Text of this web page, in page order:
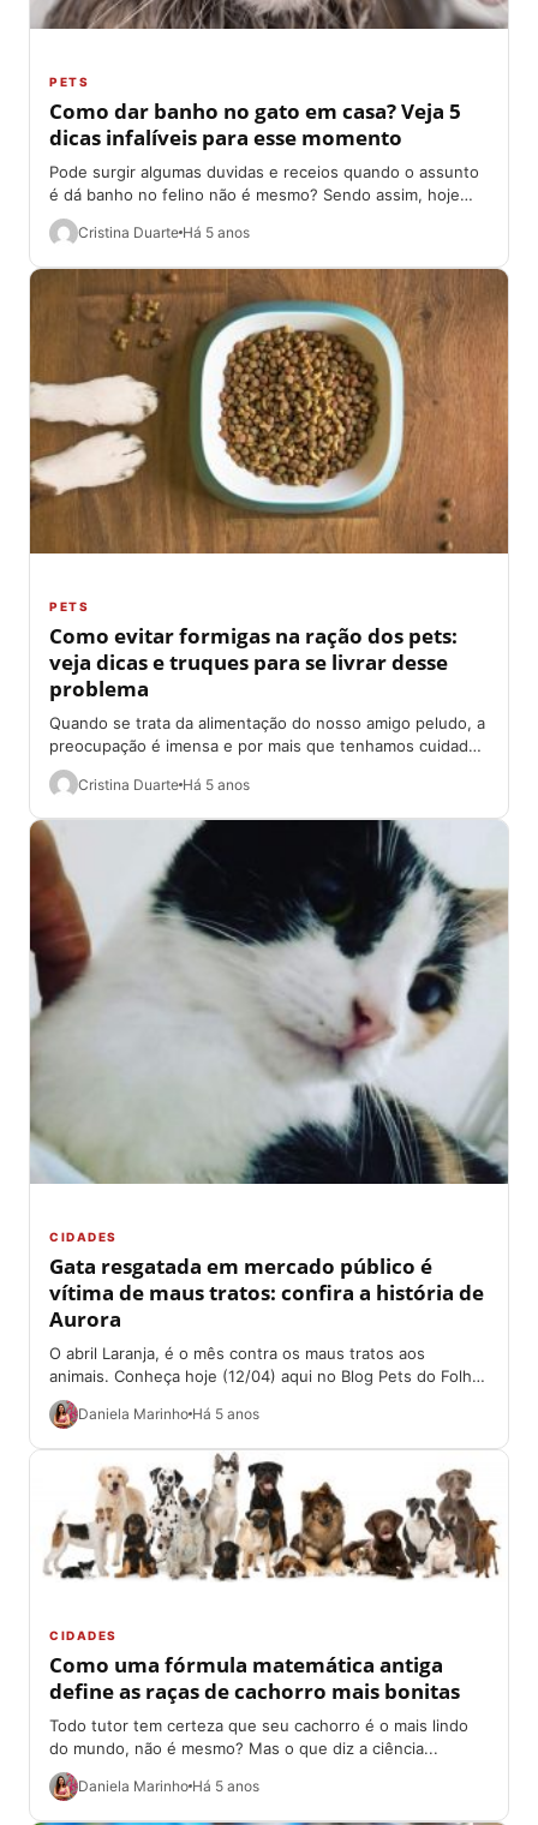
PETS
Como dar banho no gato em casa? Veja 5
dicas infalíveis para esse momento
Pode surgir algumas duvidas e receios quando o assunto
é dá banho no felino não é mesmo? Sendo assim, hoje
(27/08) trouxemos...
Cristina Duarte Há 5 anos
PETS
Como evitar formigas na ração dos pets:
veja dicas e truques para se livrar desse
problema
Quando se trata da alimentação do nosso amigo peludo, a
preocupação é imensa e por mais que tenhamos cuidado,
alguns insetos, principalmente...
Cristina Duarte Há 5 anos
CIDADES
Gata resgatada em mercado público é
vítima de maus tratos: confira a história de
Aurora
O abril Laranja, é o mês contra os maus tratos aos
animais. Conheça hoje (12/04) aqui no Blog Pets do Folha
Go...
Daniela Marinho Há 5 anos
CIDADES
Como uma fórmula matemática antiga
define as raças de cachorro mais bonitas
Todo tutor tem certeza que seu cachorro é o mais lindo
do mundo, não é mesmo? Mas o que diz a ciência...
Daniela Marinho Há 5 anos